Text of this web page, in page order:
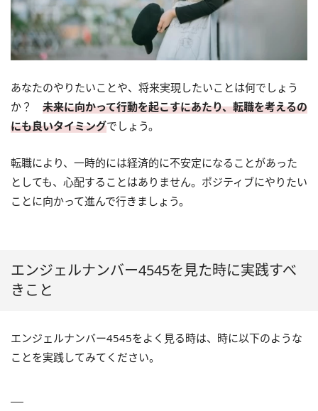
あなたのやりたいことや、将来実現したいことは何でしょう
か？ 未来に向かって行動を起こすにあたり、転職を考えるの
にも良いタイミングでしょう。
転職により、一時的には経済的に不安定になることがあった
としても、心配することはありません。ポジティブにやりたい
ことに向かって進んで行きましょう。
エンジェルナンバー4545を見た時に実践すべ
きこと
エンジェルナンバー4545をよく見る時は、時に以下のような
ことを実践してみてください。